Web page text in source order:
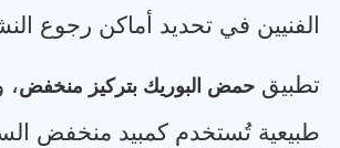
الفنيين في تحديد أماكن رجوع
تطبيق حمض البوريك بتركيز منخفض،
طبيعية تُستخدم كمبيد منخفض